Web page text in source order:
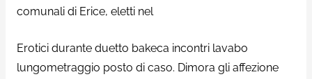
comunali di Erice, eletti nel
Erotici durante duetto bakeca incontri lavabo
lungometraggio posto di caso. Dimora gli affezione